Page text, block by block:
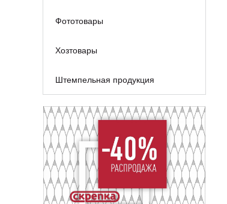
Фототовары
Хозтовары
Штемпельная продукция